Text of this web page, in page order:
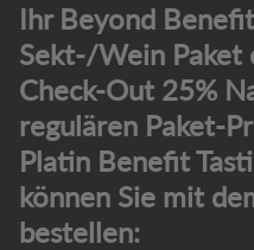
Ihr Beyond
Sekt-/Wein Paket
Check-Out 25%
regulären Paket-
Platin Benefit
können Sie mit
bestellen: